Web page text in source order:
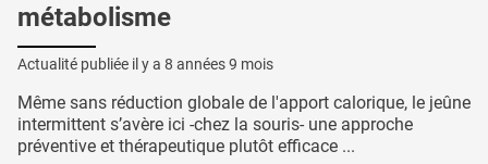
métabolisme
Actualité publiée il y a 8 années 9 mois
Même sans réduction globale de l'apport calorique, le jeûne
intermittent s’avère ici -chez la souris- une approche
préventive et thérapeutique plutôt efficace ...